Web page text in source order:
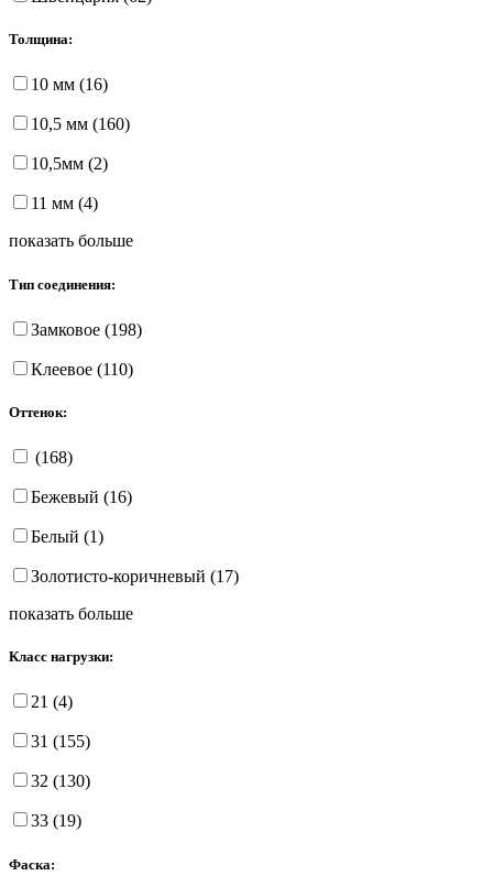
Толщина:
10 мм (16)
10,5 мм (160)
10,5мм (2)
11 мм (4)
показать больше
Тип соединения:
Замковое (198)
Клеевое (110)
Оттенок:
(168)
Бежевый (16)
Белый (1)
Золотисто-коричневый (17)
показать больше
Класс нагрузки:
21 (4)
31 (155)
32 (130)
33 (19)
Фаска: